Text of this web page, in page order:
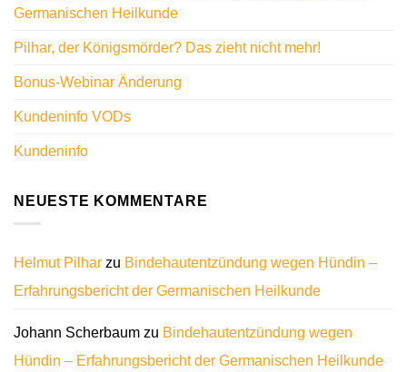
Germanischen Heilkunde
Pilhar, der Königsmörder? Das zieht nicht mehr!
Bonus-Webinar Änderung
Kundeninfo VODs
Kundeninfo
NEUESTE KOMMENTARE
Helmut Pilhar zu Bindehautentzündung wegen Hündin –
Erfahrungsbericht der Germanischen Heilkunde
Johann Scherbaum zu Bindehautentzündung wegen
Hündin – Erfahrungsbericht der Germanischen Heilkunde